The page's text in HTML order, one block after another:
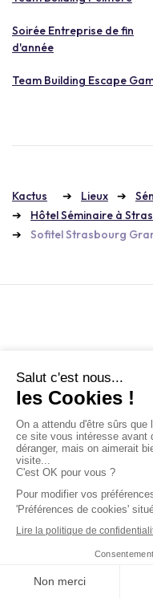
Soirée Entreprise de fin
d'année
Team Building Escape
Kactus Lieux
Hôtel Séminaire à
Sofitel Strasbourg
Délai moyen de
Kactus
À propos
La RSE chez Kactus
Aide & F.A.Q.
Baromètre du Meetings &
Events
Entreprise
Notre offre corporate